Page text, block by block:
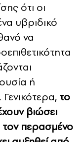
ότι οι
υβριδικό
να
ή
το
βιώσει
περασμένο